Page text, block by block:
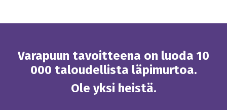
Varapuun tavoitteena on luoda 10
000 taloudellista läpimurtoa.
Ole yksi heistä.